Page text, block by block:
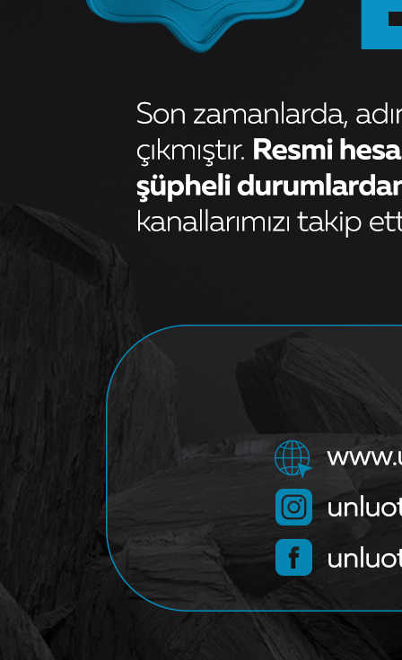
MAZOT FİLTRESİ KUTUSU
2.777,30
OEM 164005420RB
Marka
Sepete Ekle
Garanti ve iade koşulları